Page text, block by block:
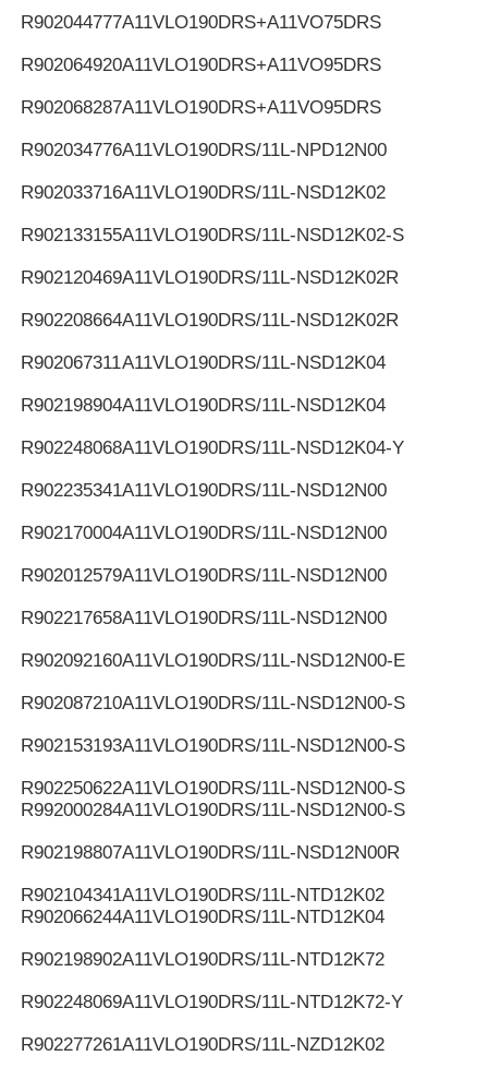
R902044777A11VLO190DRS+A11VO75DRS
R902064920A11VLO190DRS+A11VO95DRS
R902068287A11VLO190DRS+A11VO95DRS
R902034776A11VLO190DRS/11L-NPD12N00
R902033716A11VLO190DRS/11L-NSD12K02
R902133155A11VLO190DRS/11L-NSD12K02-S
R902120469A11VLO190DRS/11L-NSD12K02R
R902208664A11VLO190DRS/11L-NSD12K02R
R902067311A11VLO190DRS/11L-NSD12K04
R902198904A11VLO190DRS/11L-NSD12K04
R902248068A11VLO190DRS/11L-NSD12K04-Y
R902235341A11VLO190DRS/11L-NSD12N00
R902170004A11VLO190DRS/11L-NSD12N00
R902012579A11VLO190DRS/11L-NSD12N00
R902217658A11VLO190DRS/11L-NSD12N00
R902092160A11VLO190DRS/11L-NSD12N00-E
R902087210A11VLO190DRS/11L-NSD12N00-S
R902153193A11VLO190DRS/11L-NSD12N00-S
R902250622A11VLO190DRS/11L-NSD12N00-S
R992000284A11VLO190DRS/11L-NSD12N00-S
R902198807A11VLO190DRS/11L-NSD12N00R
R902104341A11VLO190DRS/11L-NTD12K02
R902066244A11VLO190DRS/11L-NTD12K04
R902198902A11VLO190DRS/11L-NTD12K72
R902248069A11VLO190DRS/11L-NTD12K72-Y
R902277261A11VLO190DRS/11L-NZD12K02